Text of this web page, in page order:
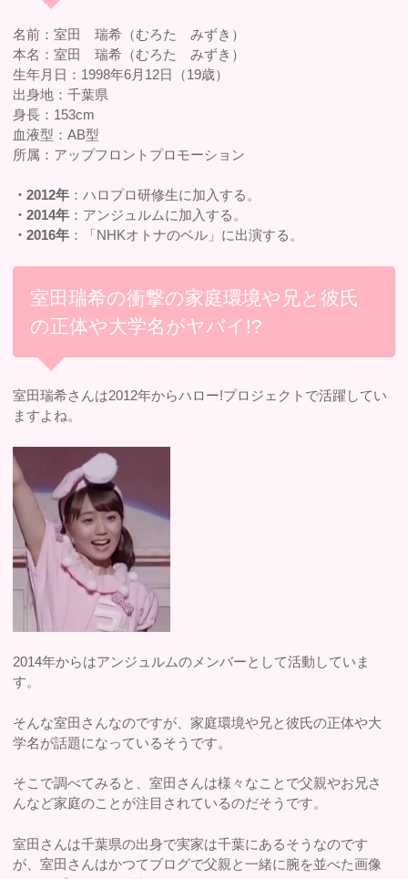
名前：室田 瑞希（むろた みずき）
本名：室田 瑞希（むろた みずき）
生年月日：1998年6月12日（19歳）
出身地：千葉県
身長：153cm
血液型：AB型
所属：アップフロントプロモーション
・2012年 ：ハロプロ研修生に加入する。
・2014年 ：アンジュルムに加入する。
・2016年 ：「NHKオトナのベル」に出演する。
室田瑞希の衝撃の家庭環境や兄と彼氏
の正体や大学名がヤバイ!?
室田瑞希さんは2012年からハロー!プロジェクトで活躍してい
ますよね。
2014年からはアンジュルムのメンバーとして活動していま
す。
そんな室田さんなのですが、家庭環境や兄と彼氏の正体や大
学名が話題になっているそうです。
そこで調べてみると、室田さんは様々なことで父親やお兄さ
んなど家庭のことが注目されているのだそうです。
室田さんは千葉県の出身で実家は千葉にあるそうなのです
が、室田さんはかつてブログで父親と一緒に腕を並べた画像